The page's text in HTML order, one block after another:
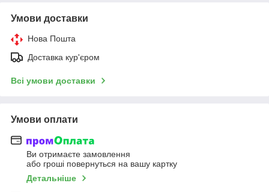
Умови доставки
Нова Пошта
Доставка кур'єром
Всі умови доставки
Умови оплати
Ви отримаєте замовлення
або гроші повернуться на вашу картку
Детальніше